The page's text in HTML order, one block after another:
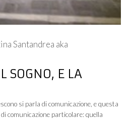
SOGNO, E LA
Santandrea aka
si parla di comunicazione, e questa
comunicazione particolare: quella